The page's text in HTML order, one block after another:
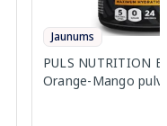
Jaunums
PULS NUTRITION
Orange-Mango